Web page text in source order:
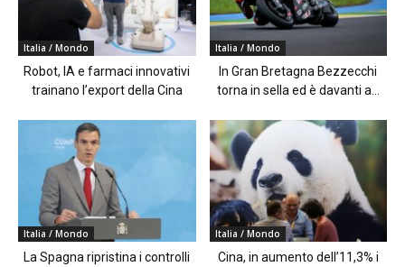
Italia / Mondo
Robot, IA e farmaci innovativi
trainano l’export della Cina
Italia / Mondo
In Gran Bretagna Bezzecchi
torna in sella ed è davanti a...
Italia / Mondo
La Spagna ripristina i controlli
Italia / Mondo
Cina, in aumento dell’11,3% i